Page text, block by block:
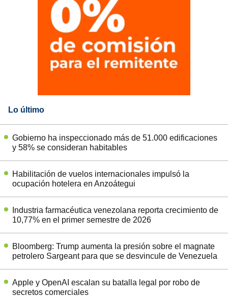
Lo último
Gobierno ha inspeccionado más de 51.000 edificaciones
y 58% se consideran habitables
Habilitación de vuelos internacionales impulsó la
ocupación hotelera en Anzoátegui
Industria farmacéutica venezolana reporta crecimiento de
10,77% en el primer semestre de 2026
Bloomberg: Trump aumenta la presión sobre el magnate
petrolero Sargeant para que se desvincule de Venezuela
Apple y OpenAI escalan su batalla legal por robo de
secretos comerciales